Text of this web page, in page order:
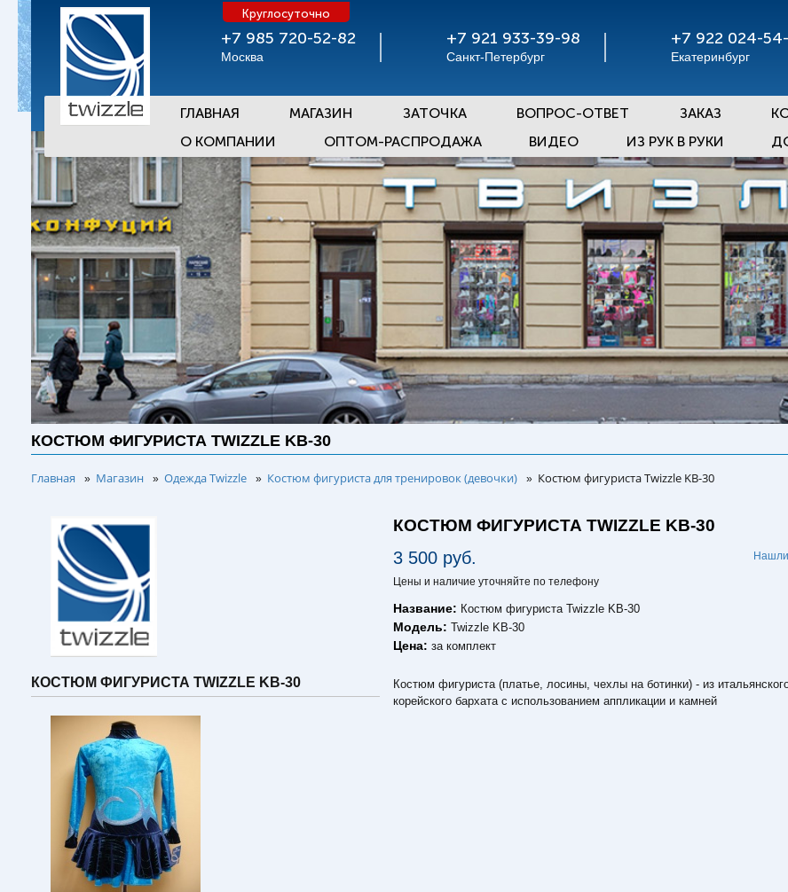
+7 985 720-52-82
Москва
Круглосуточно
+7 921 933-39-98
Санкт-Петербург
+7 922 024-
Екатеринбург
ГЛАВНАЯ МАГАЗИН ЗАТОЧКА ВОПРОС-ОТВЕТ ЗАКАЗ
О КОМПАНИИ
ОПТОМ-РАСПРОДАЖА ВИДЕО ИЗ РУК В РУКИ
КОСТЮМ ФИГУРИСТА TWIZZLE KB-30
Главная » Магазин » Одежда Twizzle » Костюм фигуриста для тренировок (девочки) » Костюм фигуриста Twizzle KB-30
КОСТЮМ ФИГУРИСТА TWIZZLE KB-30
КОСТЮМ ФИГУРИСТА TWIZZLE KB-30
3 500 руб.
Цены и наличие уточняйте по телефону
Название: Костюм фигуриста Twizzle KB-30
Модель:Twizzle KB-30
Цена:за комплект
Костюм фигуриста (платье, лосины, чехлы на ботинки) - из
корейского бархата с использованием аппликации и камней